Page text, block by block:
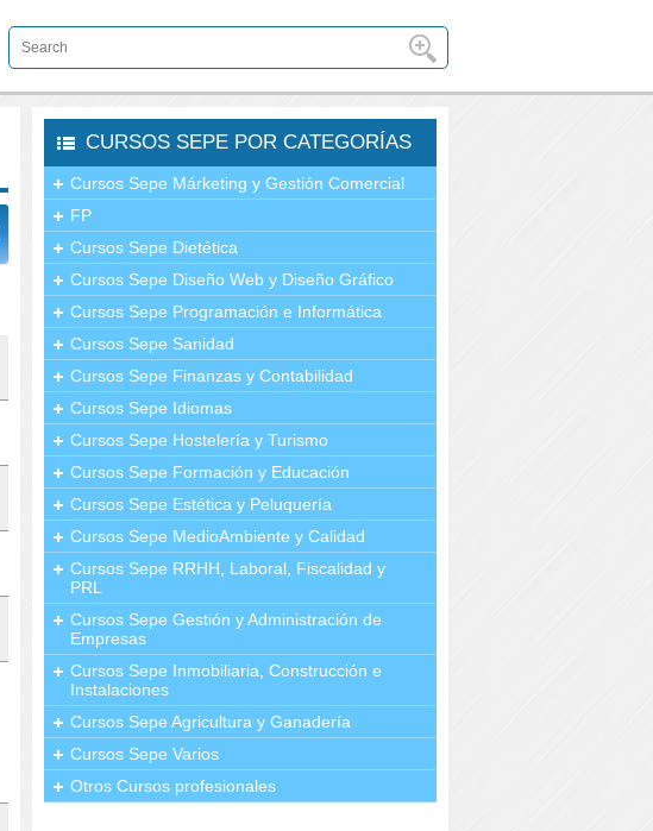
CURSOS SEPE POR CATEGORÍAS
Cursos Sepe Márketing y Gestión Comercial
FP
Cursos Sepe Dietética
Cursos Sepe Diseño Web y Diseño Gráfico
Cursos Sepe Programación e Informática
Cursos Sepe Sanidad
Cursos Sepe Finanzas y Contabilidad
Cursos Sepe Idiomas
Cursos Sepe Hostelería y Turismo
Cursos Sepe Formación y Educación
Cursos Sepe Estética y Peluquería
Cursos Sepe MedioAmbiente y Calidad
Cursos Sepe RRHH, Laboral, Fiscalidad y
PRL
Cursos Sepe Gestión y Administración de
Empresas
Cursos Sepe Inmobiliaria, Construcción e
Instalaciones
Cursos Sepe Agricultura y Ganadería
Cursos Sepe Varios
Otros Cursos profesionales